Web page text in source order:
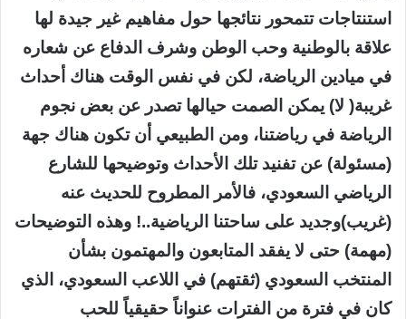
استنتاجات تتمحور نتائجها حول مفاهيم غير جيدة لها
علاقة بالوطنية وحب الوطن وشرف الدفاع عن شعاره
في ميادين الرياضة، لكن في نفس الوقت هناك أحداث
غريبة( لا) يمكن الصمت حيالها تصدر عن بعض نجوم
الرياضة في رياضتنا، ومن الطبيعي أن تكون هناك جهة
(مسئولة) عن تفنيد تلك الأحداث وتوضيحها للشارع
الرياضي السعودي، فالأمر المطروح للحديث عنه
(غريب)وجديد على ساحتنا الرياضية..! وهذه التوضيحات
(مهمة) حتى لا يفقد المتابعون والمهتمون بشأن
المنتخب السعودي (ثقتهم) في اللاعب السعودي، الذي
كان في فترة من الفترات عنواناً حقيقياً للحب